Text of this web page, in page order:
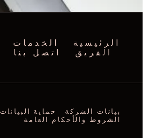
الرئيسية الخدمات
الفريق
اتصل بنا
بيانات الشركة
حماية البيانات
الشروط والأحكام العامة